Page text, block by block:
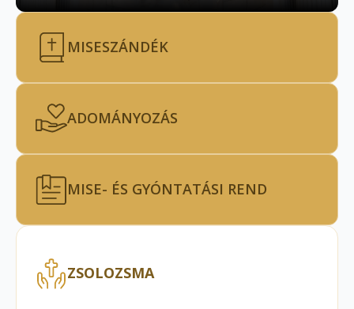
MISESZÁNDÉK
ADOMÁNYOZÁS
MISE- ÉS GYÓNTATÁSI REND
ZSOLOZSMA